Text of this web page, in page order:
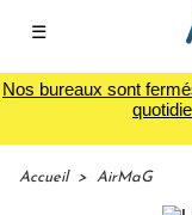
☰
Nos bureaux sont
Accueil > AirMaG